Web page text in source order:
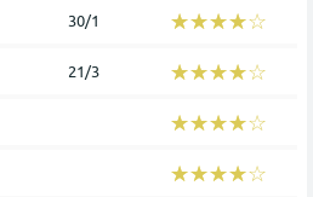
30/1 ☆☆☆☆☆
★★★★★
21/3 ☆☆☆☆☆
★★★★★
☆☆☆☆☆
★★★★★
☆☆☆☆☆
★★★★★